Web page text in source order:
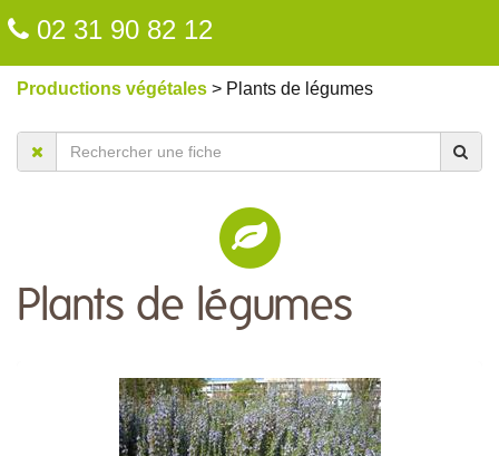
02 31 90 82 12
Productions végétales > Plants de légumes
Plants de légumes